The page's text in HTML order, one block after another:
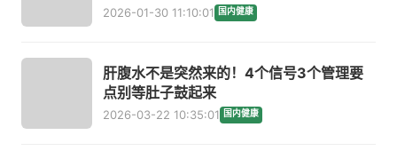
2026-01-30 11:10:01 国内健康
肝腹水不是突然来的！4个信号3个管理要
点别等肚子鼓起来
2026-03-22 10:35:01 国内健康